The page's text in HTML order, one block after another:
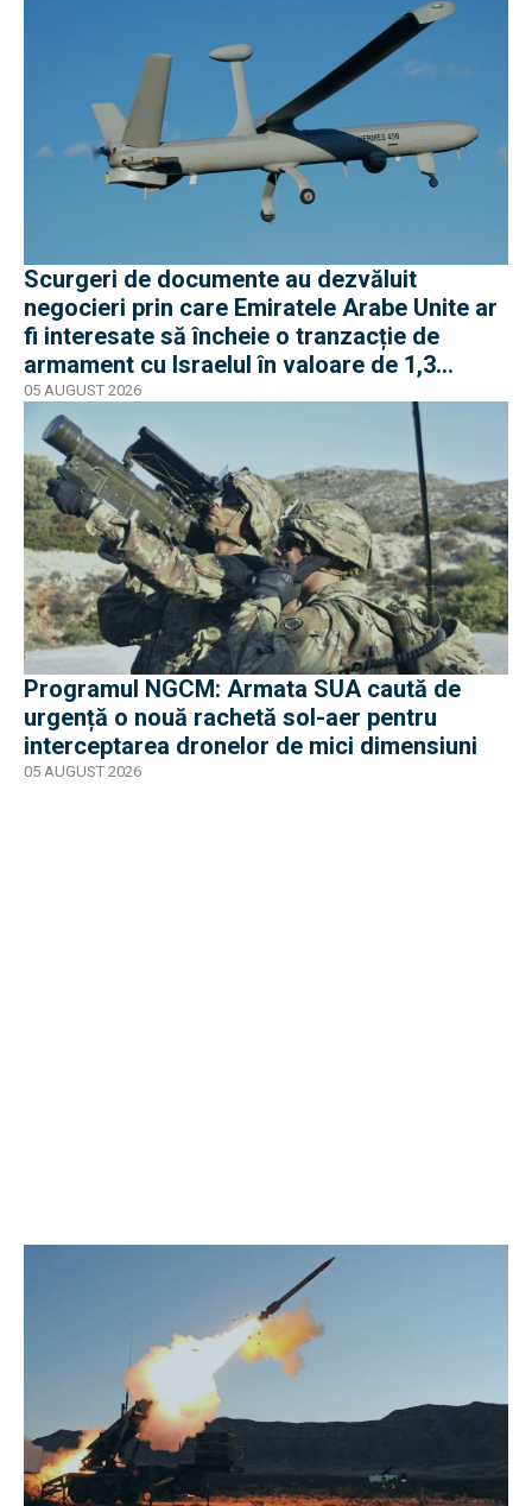
Scurgeri de documente au dezvăluit
negocieri prin care Emiratele Arabe Unite ar
fi interesate să încheie o tranzacție de
armament cu Israelul în valoare de 1,3
miliarde de dolari
05 AUGUST 2026
Programul NGCM: Armata SUA caută de
urgență o nouă rachetă sol-aer pentru
interceptarea dronelor de mici dimensiuni
05 AUGUST 2026